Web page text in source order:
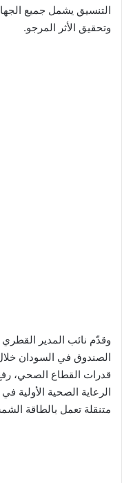
التنسيق يشمل جميع
وتحقيق الأثر المرجو.
وقدّم نائب المدير
قدرات القطاع الصحي،
الرعاية الصحية الأولية
متنقلة تعمل بالطاقة